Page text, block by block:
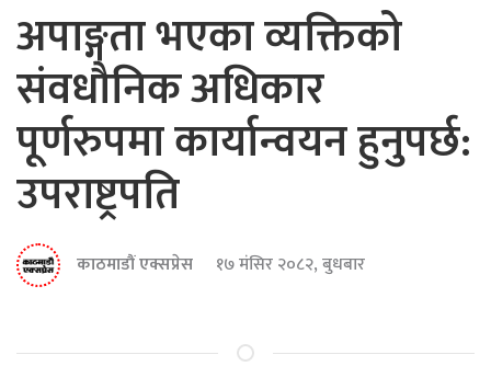
अपाङ्गता भएका व्यक्तिको
संवधौनिक अधिकार
पूर्णरुपमा कार्यान्वयन हुनुपर्छ:
उपराष्ट्रपति
काठमाडौं एक्सप्रेस १७ मंसिर २०८२, बुधबार